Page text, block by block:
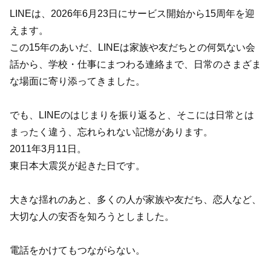
LINEは、2026年6月23日にサービス開始から15周年を迎
えます。
この15年のあいだ、LINEは家族や友だちとの何気ない会
話から、学校・仕事にまつわる連絡まで、日常のさまざま
な場面に寄り添ってきました。
でも、LINEのはじまりを振り返ると、そこには日常とは
まったく違う、忘れられない記憶があります。
2011年3月11日。
東日本大震災が起きた日です。
大きな揺れのあと、多くの人が家族や友だち、恋人など、
大切な人の安否を知ろうとしました。
電話をかけてもつながらない。